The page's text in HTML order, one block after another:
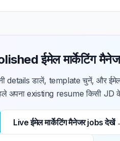
ईमेल मार्केटिंग
details डालें, template चुनें, और
अपना existing resume किसी JD
Live ईमेल मार्केटिंग मैनेजर jobs देखें